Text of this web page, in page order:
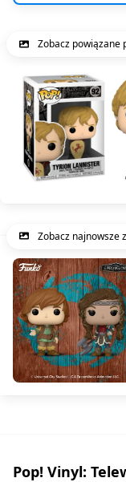
Zobacz powiązane
Zobacz najnowsze
Pop! Vinyl: